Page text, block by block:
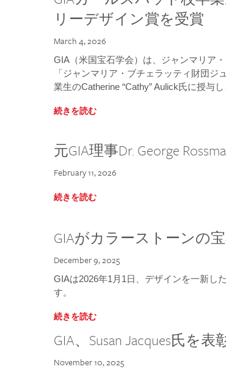
リーデザイン賞を受賞
March 4, 2026
GIA（米国宝石学会）は、ジャンマリア
「ジャンマリア・ブチェラッティ財団
業生のCatherine “Cathy” Aulick氏に授与し
続きを読む
元GIA理事Dr. George
February 11, 2026
続きを読む
GIAがカラーストーンの
December 9, 2025
GIAは2026年1月1日、デザインを一新し
す。
続きを読む
GIA、Susan Jacques氏を表
November 10, 2025